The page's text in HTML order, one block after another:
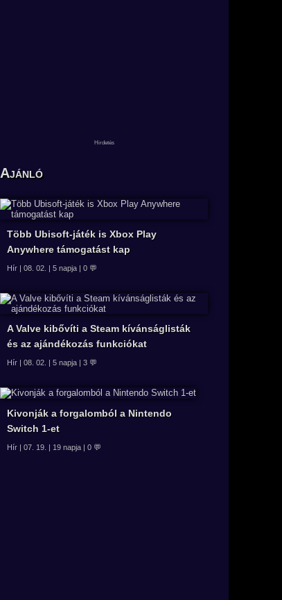
Ajánló
Több Ubisoft-játék is Xbox Play
Anywhere támogatást kap
Hír | 08. 02. | 5 napja | 0 💬
A Valve kibővíti a Steam kívánságlisták
és az ajándékozás funkciókat
Hír | 08. 02. | 5 napja | 3 💬
Kivonják a forgalomból a Nintendo
Switch 1-et
Hír | 07. 19. | 19 napja | 0 💬